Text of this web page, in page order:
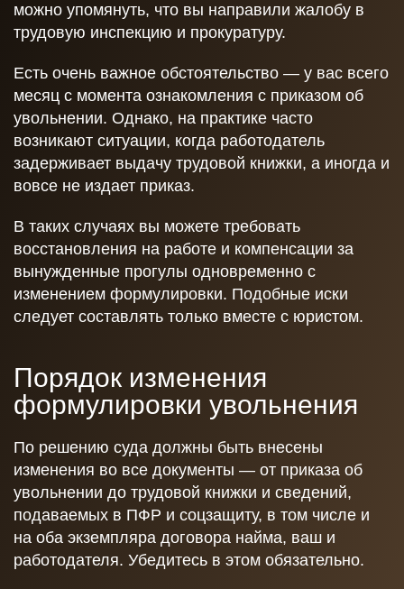
можно упомянуть, что вы направили жалобу в
трудовую инспекцию и прокуратуру.
Есть очень важное обстоятельство — у вас всего
месяц с момента ознакомления с приказом об
увольнении. Однако, на практике часто
возникают ситуации, когда работодатель
задерживает выдачу трудовой книжки, а иногда и
вовсе не издает приказ.
В таких случаях вы можете требовать
восстановления на работе и компенсации за
вынужденные прогулы одновременно с
изменением формулировки. Подобные иски
следует составлять только вместе с юристом.
Порядок изменения
формулировки увольнения
По решению суда должны быть внесены
изменения во все документы — от приказа об
увольнении до трудовой книжки и сведений,
подаваемых в ПФР и соцзащиту, в том числе и
на оба экземпляра договора найма, ваш и
работодателя. Убедитесь в этом обязательно.